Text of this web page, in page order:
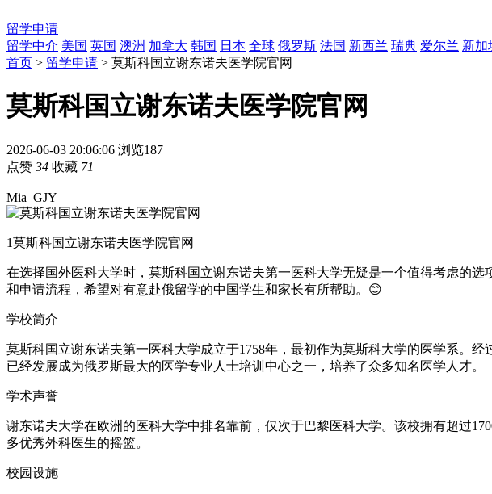
留学申请
留学中介 美国 英国 澳洲 加拿大 韩国 日本 全球 俄罗斯 法国 新西兰 瑞典 爱尔兰 新加
首页 > 留学申请 > 莫斯科国立谢东诺夫医学院官网
莫斯科国立谢东诺夫医学院官网
2026-06-03 20:06:06 浏览187
点赞 34 收藏 71
Mia_GJY
1莫斯科国立谢东诺夫医学院官网
在选择国外医科大学时，莫斯科国立谢东诺夫第一医科大学无疑是一个值得考虑的
和申请流程，希望对有意赴俄留学的中国学生和家长有所帮助。😊
学校简介
莫斯科国立谢东诺夫第一医科大学成立于1758年，最初作为莫斯科大学的医学系。
已经发展成为俄罗斯最大的医学专业人士培训中心之一，培养了众多知名医学人才。
学术声誉
谢东诺夫大学在欧洲的医科大学中排名靠前，仅次于巴黎医科大学。该校拥有超过
多优秀外科医生的摇篮。
校园设施